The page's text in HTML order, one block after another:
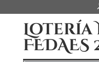
Lotería
FEDAES